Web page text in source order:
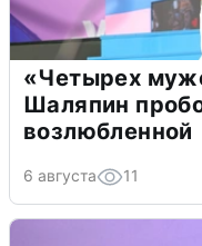
«Четырех
Шаляпин
возлюбленной
6 августа 11